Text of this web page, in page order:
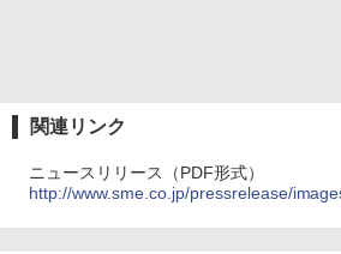
関連リンク
ニュースリリース（PDF形式）
http://www.sme.co.jp/pressrelease/